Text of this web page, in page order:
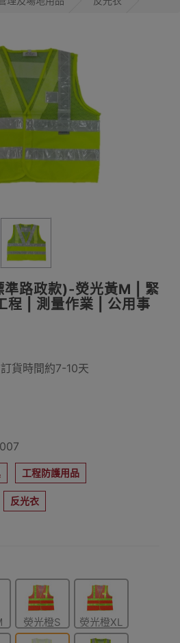
準路政款)-熒光黃M | 緊
程 | 測量作業 | 公用事
貨時間約7-10天
工程防護用品
反光衣
熒光橙S 熒光橙XL